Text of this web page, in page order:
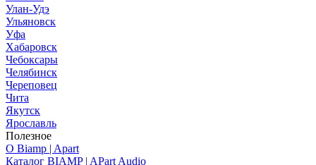
Улан-Удэ
Ульяновск
Уфа
Хабаровск
Чебоксары
Челябинск
Череповец
Чита
Якутск
Ярославль
Полезное
О Biamp | Apart
Каталог BIAMP | APart Audio